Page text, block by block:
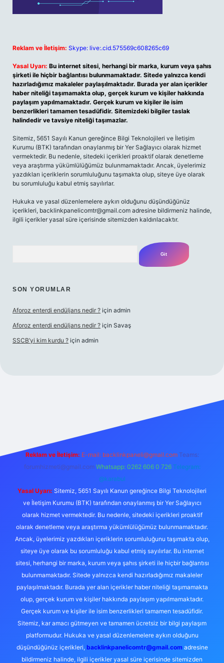
Reklam ve İletişim: Skype: live:.cid.575569c608265c69
Yasal Uyarı: Bu internet sitesi, herhangi bir marka, kurum veya şahıs
şirketi ile hiçbir bağlantısı bulunmamaktadır. Sitede yalnızca kendi
hazırladığımız makaleler paylaşılmaktadır. Burada yer alan içerikler
haber niteliği taşımamakta olup, gerçek kurum ve kişiler hakkında
paylaşım yapılmamaktadır. Gerçek kurum ve kişiler ile isim
benzerlikleri tamamen tesadüfidir. Sitemizdeki bilgiler taslak
halindedir ve tavsiye niteliği taşımazlar.
Sitemiz, 5651 Sayılı Kanun gereğince Bilgi Teknolojileri ve İletişim
Kurumu (BTK) tarafından onaylanmış bir Yer Sağlayıcı olarak hizmet
vermektedir. Bu nedenle, sitedeki içerikleri proaktif olarak denetleme
veya araştırma yükümlülüğümüz bulunmamaktadır. Ancak, üyelerimiz
yazdıkları içeriklerin sorumluluğunu taşımakta olup, siteye üye olarak
bu sorumluluğu kabul etmiş sayılırlar.
Hukuka ve yasal düzenlemelere aykırı olduğunu düşündüğünüz
içerikleri, backlinkpanelicomtr@gmail.com adresine bildirmeniz halinde,
ilgili içerikler yasal süre içerisinde sitemizden kaldırılacaktır.
SON YORUMLAR
Aforoz enterdi endüljans nedir ? için admin
Aforoz enterdi endüljans nedir ? için Savaş
SSCB’yi kim kurdu ? için admin
Reklam ve İletişim: E-mail: backlinkpaneli@gmail.com Teams:
forumhizmeti@gmail.com Whatsapp: 0262 606 0 726 Telegram:
@karabul
Yasal Uyarı: Sitemiz, 5651 Sayılı Kanun gereğince Bilgi Teknolojileri
ve İletişim Kurumu (BTK) tarafından onaylanmış bir Yer Sağlayıcı
olarak hizmet vermektedir. Bu nedenle, sitedeki içerikleri proaktif
olarak denetleme veya araştırma yükümlülüğümüz bulunmamaktadır.
Ancak, üyelerimiz yazdıkları içeriklerin sorumluluğunu taşımakta olup,
siteye üye olarak bu sorumluluğu kabul etmiş sayılırlar. Bu internet
sitesi, herhangi bir marka, kurum veya şahıs şirketi ile hiçbir bağlantısı
bulunmamaktadır. Sitede yalnızca kendi hazırladığımız makaleler
paylaşılmaktadır. Burada yer alan içerikler haber niteliği taşımamakta
olup, gerçek kurum ve kişiler hakkında paylaşım yapılmamaktadır.
Gerçek kurum ve kişiler ile isim benzerlikleri tamamen tesadüfidir.
Sitemiz, kar amacı gütmeyen ve tamamen ücretsiz bir bilgi paylaşım
platformudur. Hukuka ve yasal düzenlemelere aykırı olduğunu
düşündüğünüz içerikleri, backlinkpanelicomtr@gmail.comadresine
bildirmeniz halinde, ilgili içerikler yasal süre içerisinde sitemizden